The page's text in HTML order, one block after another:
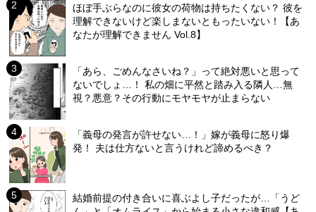
ほぼ手ぶらなのに彼女の荷物は持ちたくない？ 彼を
理解できないけど楽しまないともったいない！【あ
なたが理解できません Vol.8】
「あら、ごめんなさいね？」って絶対悪いと思って
ないでしょ…！ 私の畑に平然と踏み入る隣人…無
視？悪意？その行動にモヤモヤが止まらない
「義母の発言が許せない…！」嫁が義母に怒り爆
発！ 夫は仕方ないと言うけれど諦めるべき？
結婚前提の付き合いに喜ぶよし子だったが…「うど